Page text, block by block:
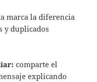
marca la diferencia
y duplicados
comparte el
explicando